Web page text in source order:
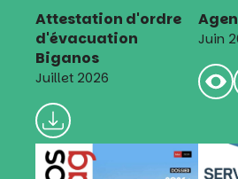
Attestation d'ordre
d'évacuation
Biganos
Juillet 2026
Juin